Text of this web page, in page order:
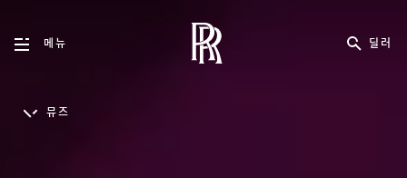
메뉴 딜러
뮤즈